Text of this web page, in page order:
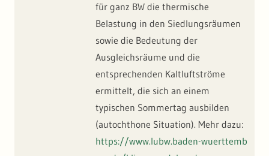
für ganz BW die thermische
Belastung in den Siedlungsräumen
sowie die Bedeutung der
Ausgleichsräume und die
entsprechenden Kaltluftströme
ermittelt, die sich an einem
typischen Sommertag ausbilden
(autochthone Situation). Mehr dazu:
https://www.lubw.baden-wuerttemb